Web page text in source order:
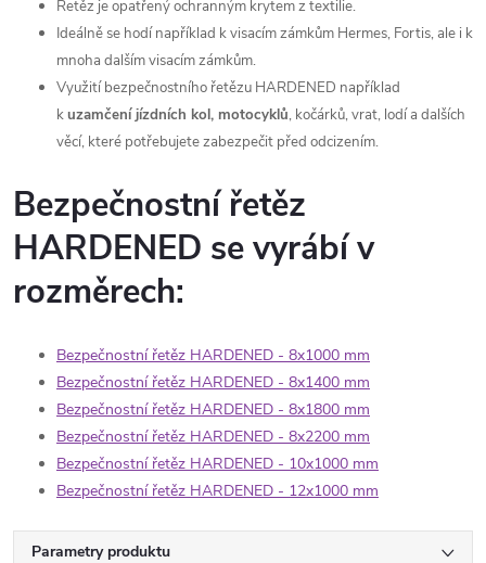
Řetěz je opatřený ochranným krytem z textilie.
Ideálně se hodí například k visacím zámkům Hermes, Fortis, ale i k
mnoha dalším visacím zámkům.
Využití bezpečnostního řetězu HARDENED například
kuzamčení jízdních kol, motocyklů, kočárků, vrat, lodí a dalších
věcí, které potřebujete zabezpečit před odcizením.
Bezpečnostní řetěz
HARDENED se vyrábí v
rozměrech:
Bezpečnostní řetěz HARDENED - 8x1000 mm
Bezpečnostní řetěz HARDENED - 8x1400 mm
Bezpečnostní řetěz HARDENED - 8x1800 mm
Bezpečnostní řetěz HARDENED - 8x2200 mm
Bezpečnostní řetěz HARDENED - 10x1000 mm
Bezpečnostní řetěz HARDENED - 12x1000 mm
Parametry produktu